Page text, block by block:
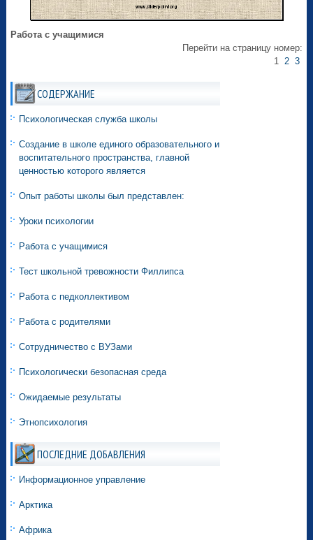
Работа с учащимися
Перейти на страницу номер:
1 2 3
СОДЕРЖАНИЕ
Психологическая служба школы
Создание в школе единого образовательного и
воспитательного пространства, главной
ценностью которого является
Опыт работы школы был представлен:
Уроки психологии
Работа с учащимися
Тест школьной тревожности Филлипса
Работа с педколлективом
Работа с родителями
Сотрудничество с ВУЗами
Психологически безопасная среда
Ожидаемые результаты
Этнопсихология
ПОСЛЕДНИЕ ДОБАВЛЕНИЯ
Информационное управление
Арктика
Африка